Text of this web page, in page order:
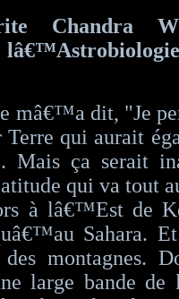
Chandra
mâ€™a dit, "Je
qui aurait
Mais ça serait
qui va tout
à lâ€™Est de
Sahara.
montagnes.
large bande